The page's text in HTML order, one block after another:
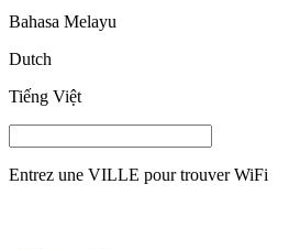
Bahasa Melayu
Dutch
Tiếng Việt
Entrez une VILLE pour trouver WiFi